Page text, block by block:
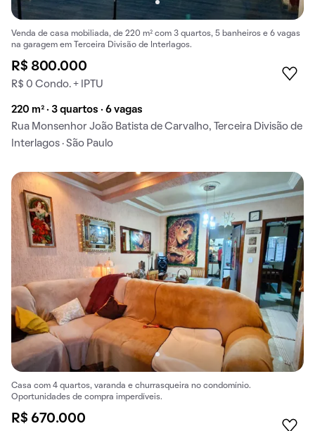
Venda de casa mobiliada, de 220 m² com 3 quartos, 5 banheiros e 6 vagas
na garagem em Terceira Divisão de Interlagos.
R$ 800.000
R$ 0 Condo. + IPTU
220 m² · 3 quartos · 6 vagas
Rua Monsenhor João Batista de Carvalho, Terceira Divisão de
Interlagos · São Paulo
Casa com 4 quartos, varanda e churrasqueira no condomínio.
Oportunidades de compra imperdíveis.
R$ 670.000